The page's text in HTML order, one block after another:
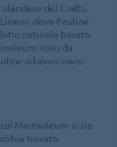
del Crafts,
dove Pauline
naturale basato
visto da
ad avvicinarsi
Marmoleum si sia
trovato